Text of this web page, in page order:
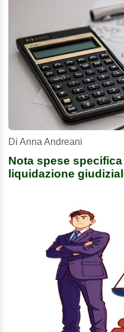
Di Anna Andreani
Nota spese
liquidazione